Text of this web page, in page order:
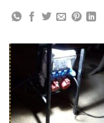
podstawie
oceny